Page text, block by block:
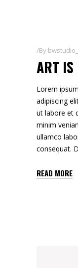
By
ART IS
Lorem
adipiscing
ut labore et
minim
ullamco
consequat.
READ MORE